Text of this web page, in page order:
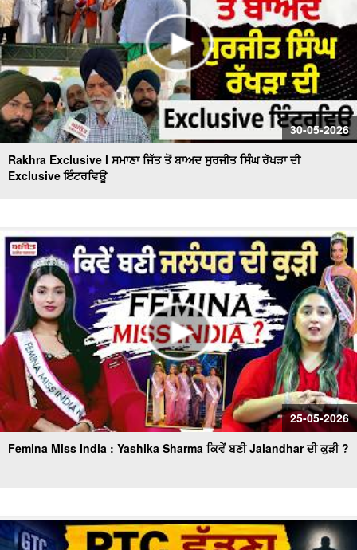
30-05-2026
Rakhra Exclusive l ਸਮਾਣਾ ਜਿੱਤ ਤੋਂ ਬਾਅਦ ਸੁਰਜੀਤ ਸਿੰਘ ਰੱਖੜਾ ਦੀ
Exclusive ਇੰਟਰਵਿਊ
25-05-2026
Femina Miss India : Yashika Sharma ਕਿਵੇਂ ਬਣੀ Jalandhar ਦੀ ਕੁੜੀ ?